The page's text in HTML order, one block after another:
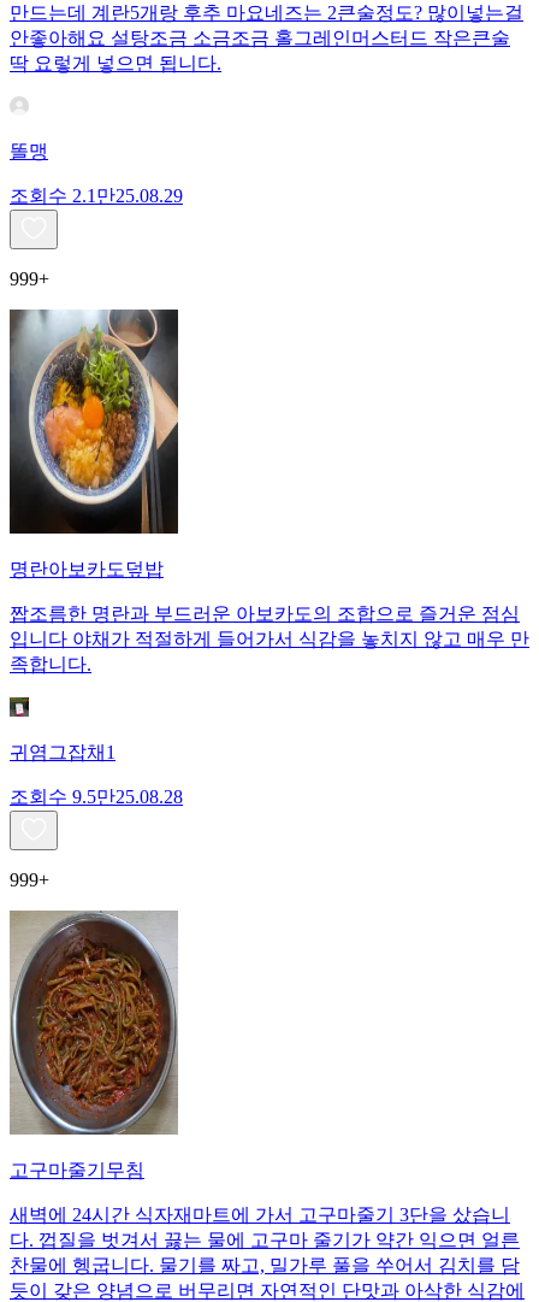
만드는데 계란5개랑 후추 마요네즈는 2큰술정도? 많이넣는걸
안좋아해요 설탕조금 소금조금 홀그레인머스터드 작은큰술
딱 요렇게 넣으면 됩니다.
똘맹
조회수 2.1만25.08.29
999+
명란아보카도덮밥
짭조름한 명란과 부드러운 아보카도의 조합으로 즐거운 점심
입니다 야채가 적절하게 들어가서 식감을 놓치지 않고 매우 만
족합니다.
귀염그잡채1
조회수 9.5만25.08.28
999+
고구마줄기무침
새벽에 24시간 식자재마트에 가서 고구마줄기 3단을 샀습니
다. 껍질을 벗겨서 끓는 물에 고구마 줄기가 약간 익으면 얼른
찬물에 헹굽니다. 물기를 짜고, 밀가루 풀을 쑤어서 김치를 담
듯이 갖은 양념으로 버무리면 자연적인 단맛과 아삭한 식감에